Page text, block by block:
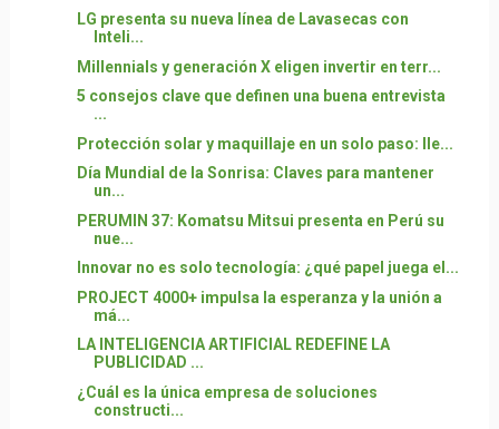
LG presenta su nueva línea de Lavasecas con
Inteli...
Millennials y generación X eligen invertir en terr...
5 consejos clave que definen una buena entrevista
...
Protección solar y maquillaje en un solo paso: lle...
Día Mundial de la Sonrisa: Claves para mantener
un...
PERUMIN 37: Komatsu Mitsui presenta en Perú su
nue...
Innovar no es solo tecnología: ¿qué papel juega el...
PROJECT 4000+ impulsa la esperanza y la unión a
má...
LA INTELIGENCIA ARTIFICIAL REDEFINE LA
PUBLICIDAD ...
¿Cuál es la única empresa de soluciones
constructi...